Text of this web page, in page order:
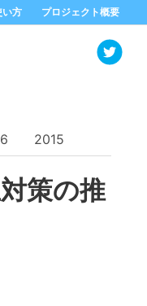
方 プロジェクト概要
2015
策の推